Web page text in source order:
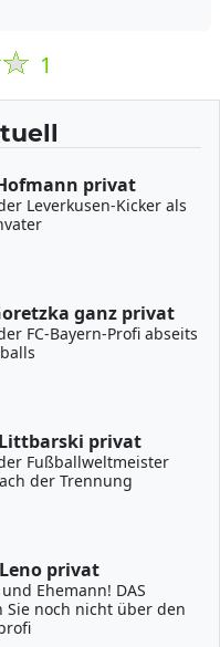
1
privat
Leverkusen-Kicker als
ganz privat
FC-Bayern-Profi abseits
privat
Fußballweltmeister
der Trennung
privat
Ehemann! DAS
Sie noch nicht über den